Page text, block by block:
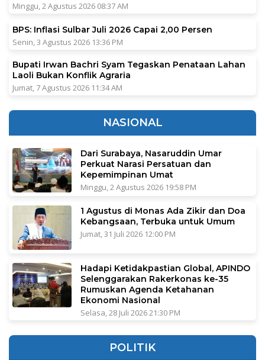
Minggu, 2 Agustus 2026 08:37 AM
BPS: Inflasi Sulbar Juli 2026 Capai 2,00 Persen
Senin, 3 Agustus 2026 13:36 PM
Bupati Irwan Bachri Syam Tegaskan Penataan Lahan
Laoli Bukan Konflik Agraria
Jumat, 7 Agustus 2026 11:34 AM
NASIONAL
Dari Surabaya, Nasaruddin Umar
Perkuat Narasi Persatuan dan
Kepemimpinan Umat
Minggu, 2 Agustus 2026 19:58 PM
1 Agustus di Monas Ada Zikir dan Doa
Kebangsaan, Terbuka untuk Umum
Jumat, 31 Juli 2026 12:00 PM
Hadapi Ketidakpastian Global, APINDO
Selenggarakan Rakerkonas ke-35
Rumuskan Agenda Ketahanan
Ekonomi Nasional
Selasa, 28 Juli 2026 21:30 PM
POLITIK